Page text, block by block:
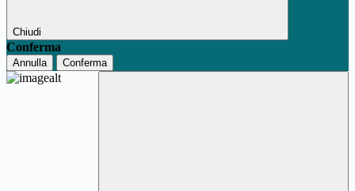
Chiudi
Conferma
Annulla Conferma